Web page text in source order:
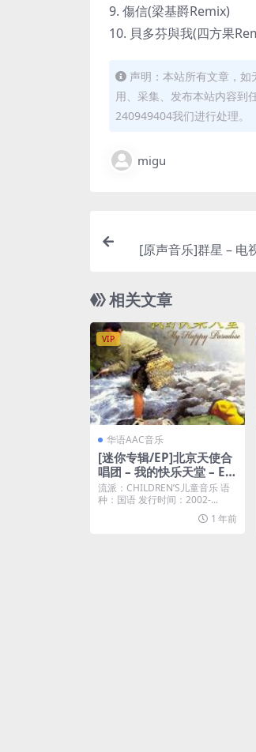
9. 傷信(梁基爵Remix)
10. 貝多芬與我(四方果
声明：本站所有文章，
用、采集、发布本站内容到
240949404我们进行处理。
migu
[原声音乐]群星 – 电
相关文章
VIP
华语AAC音乐
[迷你专辑/EP]北京天使合
唱团 – 我的快乐天堂 – EP
[iTunes Plus M4A]
流派：CHILDREN’S儿童音乐 语
种：国语 发行时间：2002-...
1 年前